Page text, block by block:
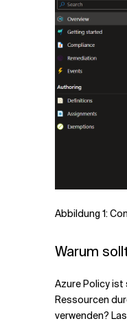
Abbildung 1:
Warum
Azure Policy ist
Ressourcen
verwenden?